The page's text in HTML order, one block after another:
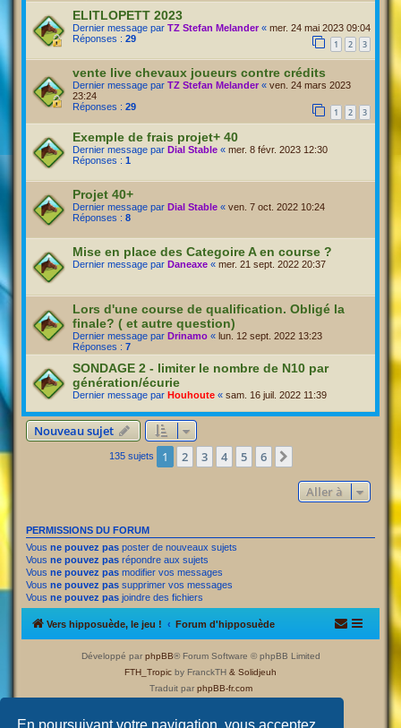
En poursuivant votre navigation, vous acceptez
ELITLOPETT 2023
Dernier message par TZ Stefan Melander « mer. 24 mai 2023 09:04
Réponses : 29 1 2 3
vente live chevaux joueurs contre crédits
Dernier message par TZ Stefan Melander « ven. 24 mars 2023
23:24
Réponses : 29 1 2 3
Exemple de frais projet+ 40
Dernier message par Dial Stable « mer. 8 févr. 2023 12:30
Réponses : 1
Projet 40+
Dernier message par Dial Stable « ven. 7 oct. 2022 10:24
Réponses : 8
Mise en place des Categoire A en course ?
Dernier message par Daneaxe « mer. 21 sept. 2022 20:37
Lors d'une course de qualification. Obligé la
finale? ( et autre question)
Dernier message par Drinamo « lun. 12 sept. 2022 13:23
Réponses : 7
SONDAGE 2 - limiter le nombre de N10 par
génération/écurie
Dernier message par Houhoute « sam. 16 juil. 2022 11:39
Nouveau sujet
135 sujets 1 2 3 4 5 6
Aller à
PERMISSIONS DU FORUM
Vous ne pouvez pas poster de nouveaux sujets
Vous ne pouvez pas répondre aux sujets
Vous ne pouvez pas modifier vos messages
Vous ne pouvez pas supprimer vos messages
Vous ne pouvez pas joindre des fichiers
Vers hipposuède, le jeu ! Forum d'hipposuède
Développé par phpBB® Forum Software © phpBB Limited
FTH_Tropic by FranckTH & Solidjeuh
Traduit par phpBB-fr.com